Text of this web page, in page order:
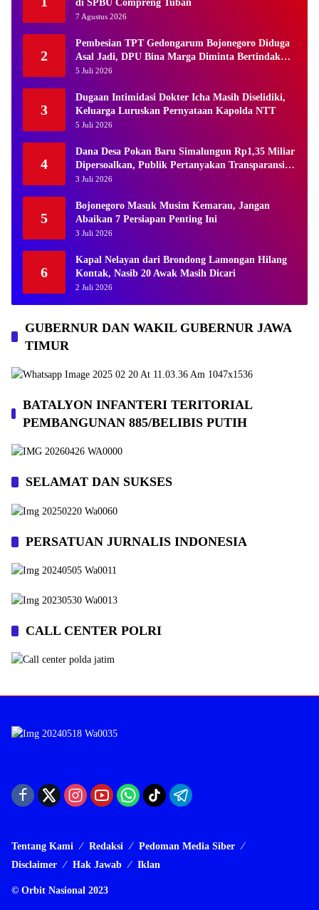
di SPBU Compreng Tuban
7 Agustus 2026
2
Pembesian TPT Gedongarum Bojonegoro Diduga
Asal Jadi, DPU Bina Marga Diminta Bertindak
Tegas
5 Juli 2026
3
Dugaan Intimidasi Dokter Icha Masih Diselidiki,
Keluarga Luruskan Pernyataan Kapolda NTT
5 Juli 2026
4
Dana Desa Pokan Baru Simalungun Rp1,35 Miliar
Dipersoalkan, Publik Pertanyakan Transparansi
Kades
3 Juli 2026
5
Bojonegoro Masuk Musim Kemarau, Jangan
Abaikan 7 Persiapan Penting Ini
3 Juli 2026
6
Kapal Nelayan dari Brondong Lamongan Hilang
Kontak, Nasib 20 Awak Masih Dicari
2 Juli 2026
GUBERNUR DAN WAKIL GUBERNUR JAWA
TIMUR
BATALYON INFANTERI TERITORIAL
PEMBANGUNAN 885/BELIBIS PUTIH
SELAMAT DAN SUKSES
PERSATUAN JURNALIS INDONESIA
CALL CENTER POLRI
Tentang Kami Redaksi
Pedoman Media Siber
Disclaimer
Hak Jawab Iklan
© Orbit Nasional 2023